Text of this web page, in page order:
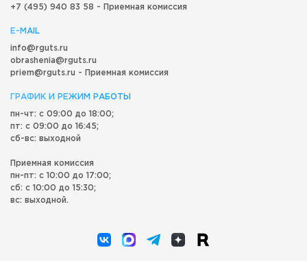
+7 (495) 940 83 58 - Приемная комиссия
E-MAIL
info@rguts.ru
obrashenia@rguts.ru
priem@rguts.ru - Приемная комиссия
ГРАФИК И РЕЖИМ РАБОТЫ
пн-чт: с 09:00 до 18:00;
пт: с 09:00 до 16:45;
сб-вс: выходной
Приемная комиссия
пн-пт: с 10:00 до 17:00;
сб: с 10:00 до 15:30;
вс: выходной.